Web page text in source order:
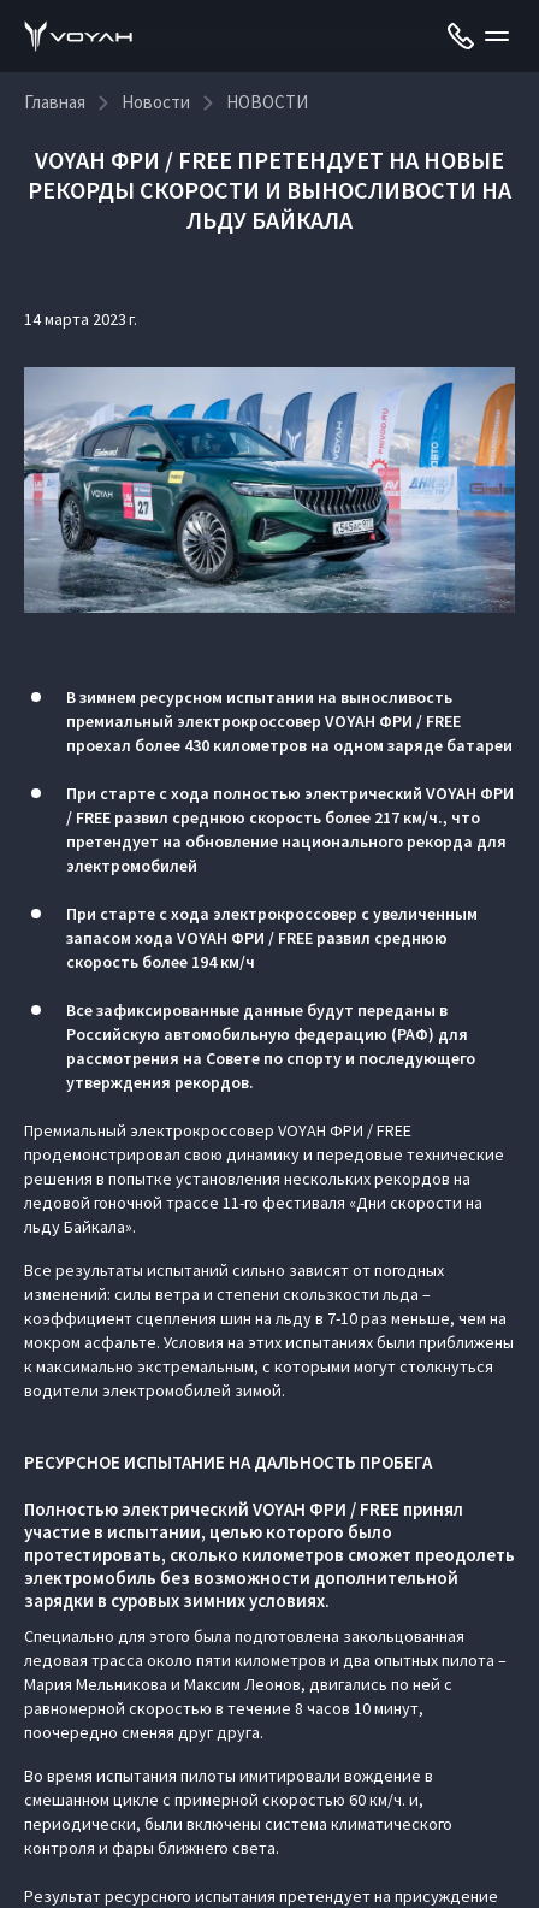
Главная Новости НОВОСТИ
VOYAH ФРИ / FREE ПРЕТЕНДУЕТ НА НОВЫЕ
РЕКОРДЫ СКОРОСТИ И ВЫНОСЛИВОСТИ НА
ЛЬДУ БАЙКАЛА
14 марта 2023 г.
В зимнем ресурсном испытании на выносливость
премиальный электрокроссовер VOYAH ФРИ / FREE
проехал более 430 километров на одном заряде батареи
При старте с хода полностью электрический VOYAH ФРИ
/ FREE развил среднюю скорость более 217 км/ч., что
претендует на обновление национального рекорда для
электромобилей
При старте с хода электрокроссовер с увеличенным
запасом хода VOYAH ФРИ / FREE развил среднюю
скорость более 194 км/ч
Все зафиксированные данные будут переданы в
Российскую автомобильную федерацию (РАФ) для
рассмотрения на Совете по спорту и последующего
утверждения рекордов.
Премиальный электрокроссовер VOYAH ФРИ / FREE
продемонстрировал свою динамику и передовые технические
решения в попытке установления нескольких рекордов на
ледовой гоночной трассе 11-го фестиваля «Дни скорости на
льду Байкала».
Все результаты испытаний сильно зависят от погодных
изменений: силы ветра и степени скользкости льда –
коэффициент сцепления шин на льду в 7-10 раз меньше, чем на
мокром асфальте. Условия на этих испытаниях были приближены
к максимально экстремальным, с которыми могут столкнуться
водители электромобилей зимой.
РЕСУРСНОЕ ИСПЫТАНИЕ НА ДАЛЬНОСТЬ ПРОБЕГА
Полностью электрический VOYAH ФРИ / FREE принял
участие в испытании, целью которого было
протестировать, сколько километров сможет преодолеть
электромобиль без возможности дополнительной
зарядки в суровых зимних условиях.
Специально для этого была подготовлена закольцованная
ледовая трасса около пяти километров и два опытных пилота –
Мария Мельникова и Максим Леонов, двигались по ней с
равномерной скоростью в течение 8 часов 10 минут,
поочередно сменяя друг друга.
Во время испытания пилоты имитировали вождение в
смешанном цикле с примерной скоростью 60 км/ч. и,
периодически, были включены система климатического
контроля и фары ближнего света.
Результат ресурсного испытания претендует на присуждение